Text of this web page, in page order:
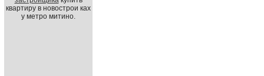
квартиру в новострои ках
у метро митино.